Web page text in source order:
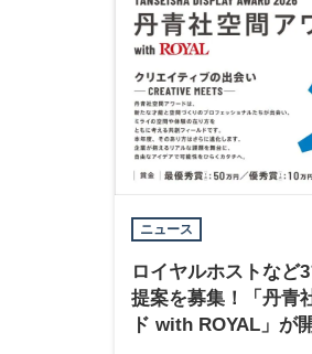
ニュース
ロイヤルホストなど
提案を募集！「丹青
ド with ROYAL」が